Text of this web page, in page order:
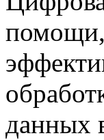
помощи,
данных